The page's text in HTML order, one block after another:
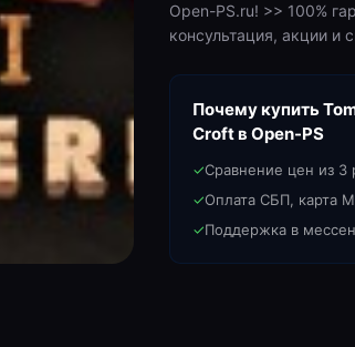
Open-PS.ru! >> 100%
консультация, акции и
Почему купить
Croftв Open-PS
✓Сравнение цен из 3
✓Оплата СБП, карта
✓Поддержка в